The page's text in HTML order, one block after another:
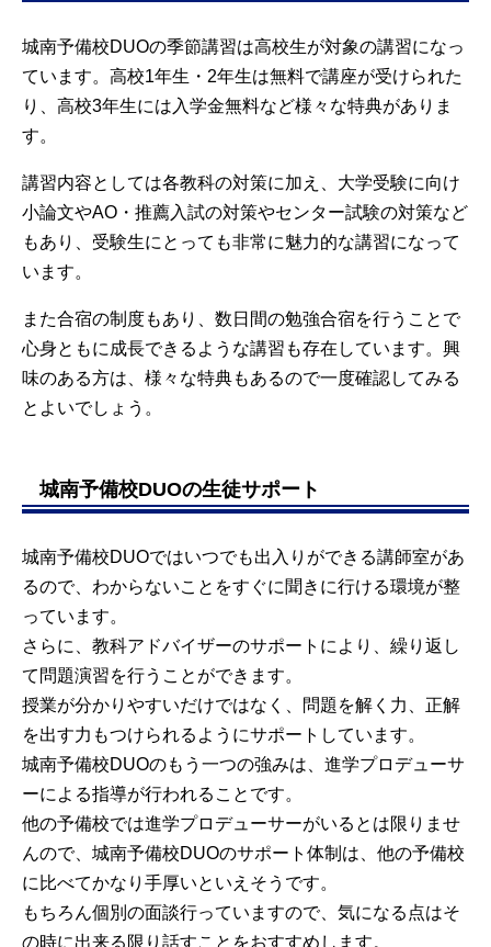
城南予備校DUOの季節講習は高校生が対象の講習になっ
ています。高校1年生・2年生は無料で講座が受けられた
り、高校3年生には入学金無料など様々な特典がありま
す。
講習内容としては各教科の対策に加え、大学受験に向け
小論文やAO・推薦入試の対策やセンター試験の対策など
もあり、受験生にとっても非常に魅力的な講習になって
います。
また合宿の制度もあり、数日間の勉強合宿を行うことで
心身ともに成長できるような講習も存在しています。興
味のある方は、様々な特典もあるので一度確認してみる
とよいでしょう。
城南予備校DUOの生徒サポート
城南予備校DUOではいつでも出入りができる講師室があ
るので、わからないことをすぐに聞きに行ける環境が整
っています。
さらに、教科アドバイザーのサポートにより、繰り返し
て問題演習を行うことができます。
授業が分かりやすいだけではなく、問題を解く力、正解
を出す力もつけられるようにサポートしています。
城南予備校DUOのもう一つの強みは、進学プロデューサ
ーによる指導が行われることです。
他の予備校では進学プロデューサーがいるとは限りませ
んので、城南予備校DUOのサポート体制は、他の予備校
に比べてかなり手厚いといえそうです。
もちろん個別の面談行っていますので、気になる点はそ
の時に出来る限り話すことをおすすめします。